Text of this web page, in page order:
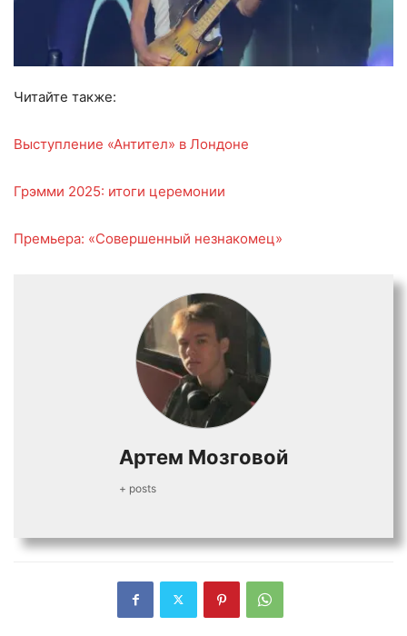
Читайте также:
Выступление «Антител» в Лондоне
Грэмми 2025: итоги церемонии
Премьера: «Совершенный незнакомец»
Артем Мозговой
+ posts